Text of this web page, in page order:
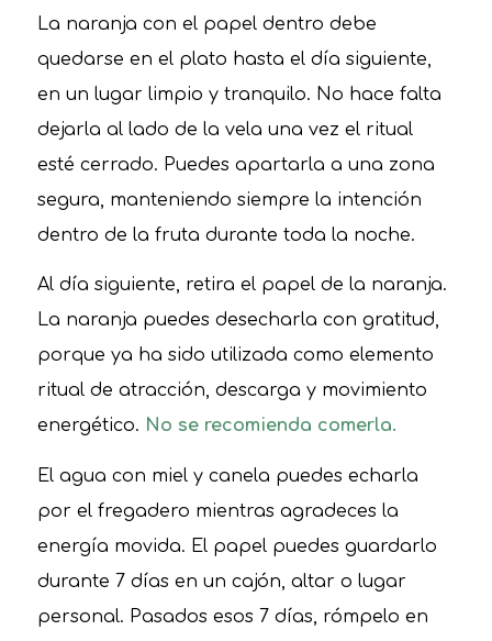
La naranja con el papel dentro debe
quedarse en el plato hasta el día siguiente,
en un lugar limpio y tranquilo. No hace falta
dejarla al lado de la vela una vez el ritual
esté cerrado. Puedes apartarla a una zona
segura, manteniendo siempre la intención
dentro de la fruta durante toda la noche.
Al día siguiente, retira el papel de la naranja.
La naranja puedes desecharla con gratitud,
porque ya ha sido utilizada como elemento
ritual de atracción, descarga y movimiento
energético. No se recomienda comerla.
El agua con miel y canela puedes echarla
por el fregadero mientras agradeces la
energía movida. El papel puedes guardarlo
durante 7 días en un cajón, altar o lugar
personal. Pasados esos 7 días, rómpelo en